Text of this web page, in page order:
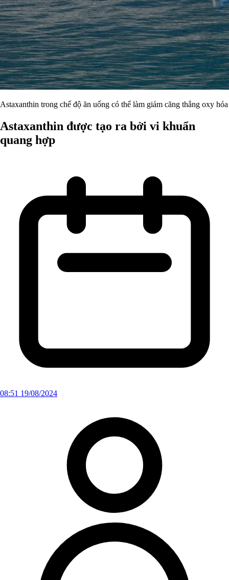
Astaxanthin trong chế độ ăn uống có thể làm giảm căng thẳng oxy hóa
Astaxanthin được tạo ra bởi vi khuẩn
quang hợp
08:51 19/08/2024